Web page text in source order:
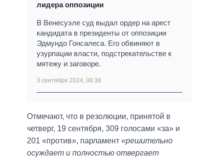
лидера оппозиции
В Венесуэле суд выдал ордер на арест
кандидата в президенты от оппозиции
Эдмундо Гонсалеса. Его обвиняют в
узурпации власти, подстрекательстве к
мятежу и заговоре.
3 сентября 2024, 08:38
Отмечают, что в резолюции, принятой в
четверг, 19 сентября, 309 голосами «за» и
201 «против», парламент «решительно
осуждает и полностью отвергает